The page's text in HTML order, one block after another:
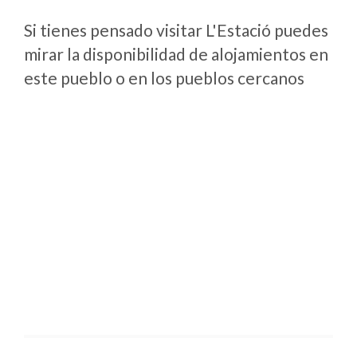
Si tienes pensado visitar L'Estació puedes
mirar la disponibilidad de alojamientos en
este pueblo o en los pueblos cercanos